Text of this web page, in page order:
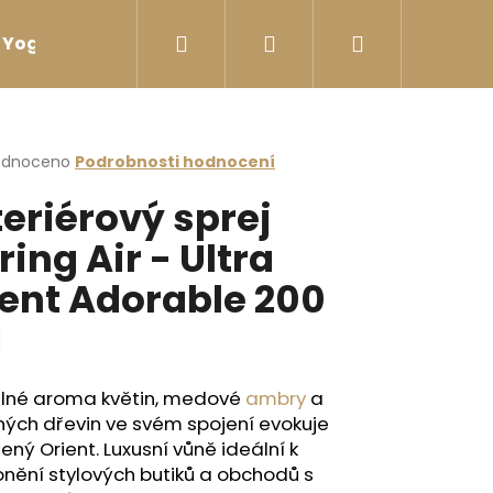
Yoga sport Láhve na vodu Yoga sport Termoska
Přihlášení
Podrobnosti hodnocení
sprej
Air - Ultra
Adorable 200
aroma květin, medové ambry a
dřevin ve svém spojení evokuje
Orient. Luxusní vůně ideální k
stylových butiků a obchodů s
ČERNÁ